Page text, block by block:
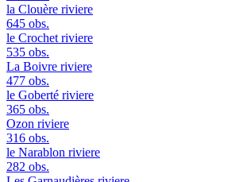
la Clouère riviere
645 obs.
le Crochet riviere
535 obs.
La Boivre riviere
477 obs.
le Goberté riviere
365 obs.
Ozon riviere
316 obs.
le Narablon riviere
282 obs.